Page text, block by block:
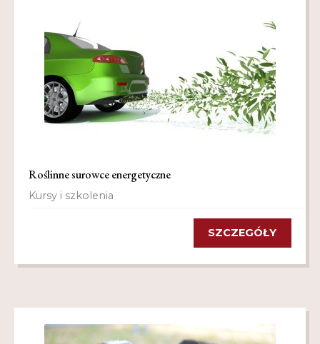
Roślinne surowce energetyczne
Kursy i szkolenia
SZCZEGÓŁY